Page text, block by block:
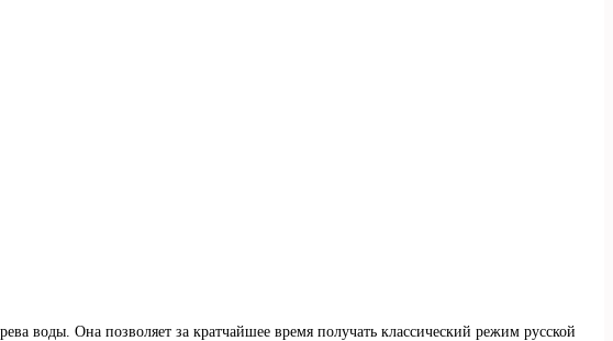
воды. Она позволяет за кратчайшее время получать классический режим русской